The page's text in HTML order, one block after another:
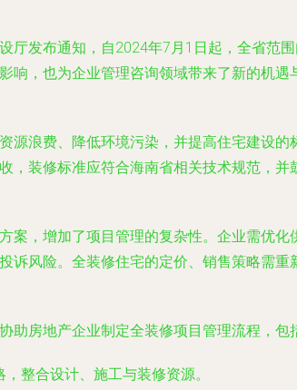
厅发布通知，自2024年7月1日起，全省范
，也为企业管理咨询领域带来了新的机遇
源浪费、降低环境污染，并提高住宅建设
装修标准应符合海南省相关技术规范，并
案，增加了项目管理的复杂性。企业需优
风险。全装修住宅的定价、销售策略需重
房地产企业制定全装修项目管理流程，包
整合设计、施工与装修资源。